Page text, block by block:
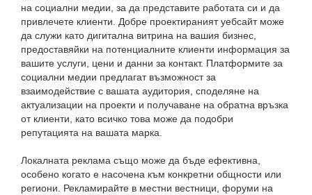
на социални медии, за да представите работата си и да
привлечете клиенти. Добре проектираният уебсайт може
да служи като дигитална витрина на вашия бизнес,
предоставяйки на потенциалните клиенти информация за
вашите услуги, цени и данни за контакт. Платформите за
социални медии предлагат възможност за
взаимодействие с вашата аудитория, споделяне на
актуализации на проекти и получаване на обратна връзка
от клиенти, като всичко това може да подобри
репутацията на вашата марка.
Локалната реклама също може да бъде ефективна,
особено когато е насочена към конкретни общности или
региони. Рекламирайте в местни вестници, форуми на